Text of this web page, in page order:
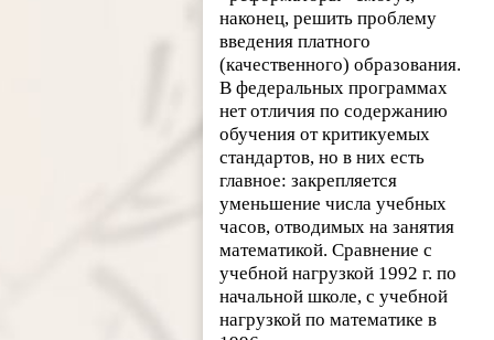
наконец, решить проблему
введения платного
(качественного) образования.
В федеральных программах
нет отличия по содержанию
обучения от критикуемых
стандартов, но в них есть
главное: закрепляется
уменьшение числа учебных
часов, отводимых на занятия
математикой. Сравнение с
учебной нагрузкой 1992 г. по
начальной школе, с учебной
нагрузкой по математике в